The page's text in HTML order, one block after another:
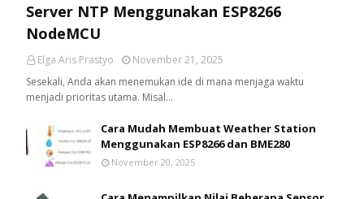
Server NTP Menggunakan ESP8266
NodeMCU
Elga Aris Prastyo
November 21, 2025
Sesekali, Anda akan menemukan ide di mana menjaga waktu
menjadi prioritas utama. Misal…
Cara Mudah Membuat Weather Station
Menggunakan ESP8266 dan BME280
November 20, 2025